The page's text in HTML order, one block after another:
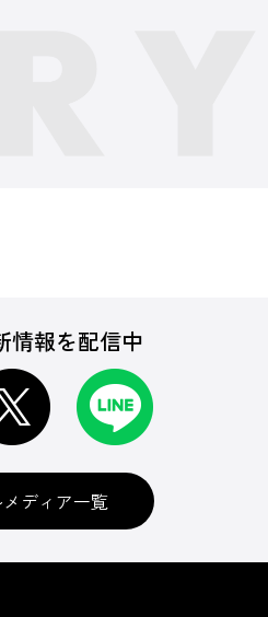
情報を配信中
ディア一覧